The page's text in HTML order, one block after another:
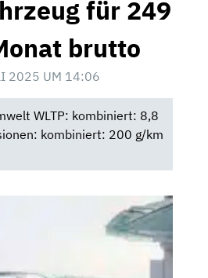
für 249
brutto
2025 UM 14:06
WLTP: kombiniert: 8,8
kombiniert: 200 g/km